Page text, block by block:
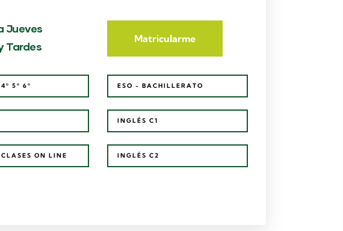
Jueves
Tardes
Matricularme
5º 6º ESO - BACHILLERATO
INGLÉS C1
ON LINE INGLÉS C2